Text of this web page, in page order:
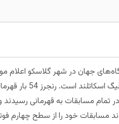
باشگاه‌های جهان در شهر گلاسکو
خود را از سطح چهارم